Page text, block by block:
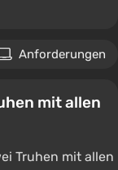
Anforderungen
mit allen